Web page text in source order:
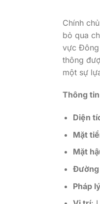
Chính
bỏ qua
vực Đông
thông
một sự
Thông
Diện
Mặt
Mặt
Pháp